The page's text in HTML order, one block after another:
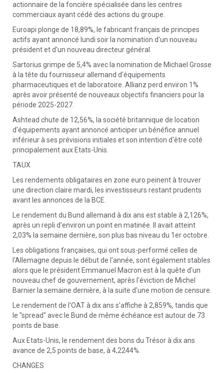
actionnaire de la foncière spécialisée dans les centres
commerciaux ayant cédé des actions du groupe.
Euroapi plonge de 18,89%, le fabricant français de principes
actifs ayant annoncé lundi soir la nomination d'un nouveau
président et d'un nouveau directeur général.
Sartorius grimpe de 5,4% avec la nomination de Michael Grosse
à la tête du fournisseur allemand d'équipements
pharmaceutiques et de laboratoire. Allianz perd environ 1%
après avoir présenté de nouveaux objectifs financiers pour la
période 2025-2027.
Ashtead chute de 12,56%, la société britannique de location
d'équipements ayant annoncé anticiper un bénéfice annuel
inférieur à ses prévisions initiales et son intention d'être coté
principalement aux Etats-Unis.
TAUX
Les rendements obligataires en zone euro peinent à trouver
une direction claire mardi, les investisseurs restant prudents
avant les annonces de la BCE.
Le rendement du Bund allemand à dix ans est stable à 2,126%,
après un repli d'environ un point en matinée. Il avait atteint
2,03% la semaine dernière, son plus bas niveau du 1er octobre.
Les obligations françaises, qui ont sous-performé celles de
l'Allemagne depuis le début de l'année, sont également stables
alors que le président Emmanuel Macron est à la quête d'un
nouveau chef de gouvernement, après l'éviction de Michel
Barnier la semaine dernière, à la suite d'une motion de censure.
Le rendement de l'OAT à dix ans s'affiche à 2,859%, tandis que
le "spread" avec le Bund de même échéance est autour de 73
points de base.
Aux Etats-Unis, le rendement des bons du Trésor à dix ans
avance de 2,5 points de base, à 4,2244%.
CHANGES